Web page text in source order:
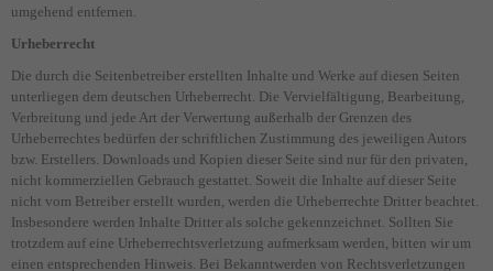
umgehend entfernen.
Urheberrecht
Die durch die Seitenbetreiber erstellten Inhalte und Werke auf diesen Seiten
unterliegen dem deutschen Urheberrecht. Die Vervielfältigung, Bearbeitung,
Verbreitung und jede Art der Verwertung außerhalb der Grenzen des
Urheberrechtes bedürfen der schriftlichen Zustimmung des jeweiligen Autors
bzw. Erstellers. Downloads und Kopien dieser Seite sind nur für den privaten,
nicht kommerziellen Gebrauch gestattet. Soweit die Inhalte auf dieser Seite
nicht vom Betreiber erstellt wurden, werden die Urheberrechte Dritter beachtet.
Insbesondere werden Inhalte Dritter als solche gekennzeichnet. Sollten Sie
trotzdem auf eine Urheberrechtsverletzung aufmerksam werden, bitten wir um
einen entsprechenden Hinweis. Bei Bekanntwerden von Rechtsverletzungen